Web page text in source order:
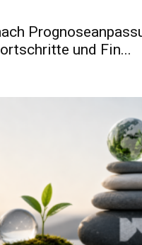
und Fin...